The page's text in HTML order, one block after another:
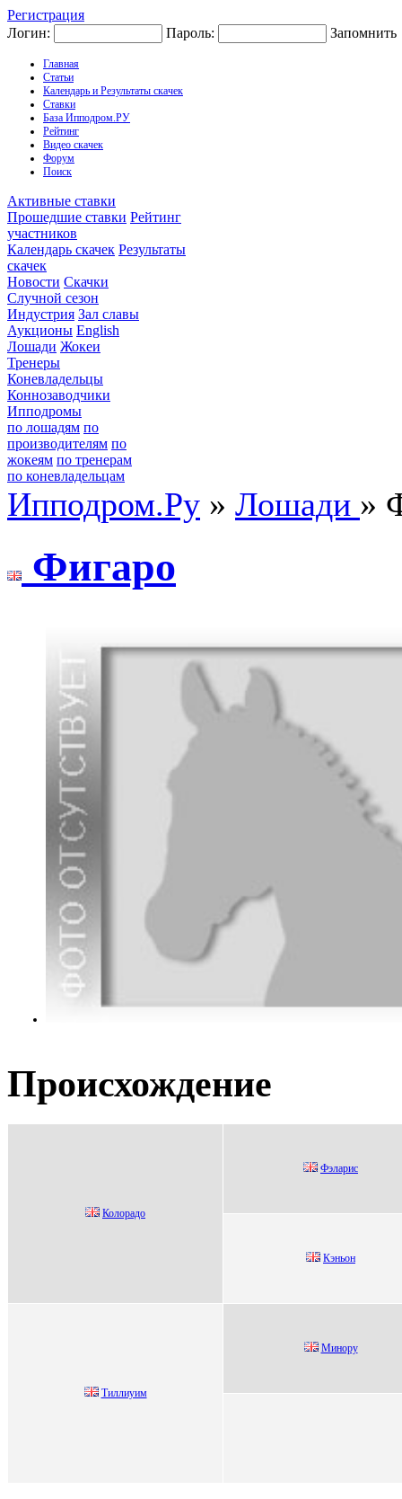
Регистрация
Логин:
Пароль: Запомнить
Главная
Статьи
Календарь и Результаты скачек
Ставки
База Ипподром.РУ
Рейтинг
Видео скачек
Форум
Поиск
Активные ставки
Прошедшие ставки Рейтинг
участников
Календарь скачек Результаты
скачек
Новости Скачки
Случной сезон
Индустрия Зал славы
Аукционы English
Лошади Жокеи
Тренеры
Коневладельцы
Коннозаводчики
Ипподромы
по лошадям по
производителям по
жокеям по тренерам
по коневладельцам
Ипподром.Ру » Лошади »
Фигapo
Происхождение
Колорадо
Фэларис
Кэньон
Tиллиуим
Минopу